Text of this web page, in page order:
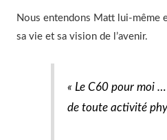
Nous entendons Matt lui-même
sa vie et sa vision de l’avenir.
« Le C60 pour moi
de toute activité